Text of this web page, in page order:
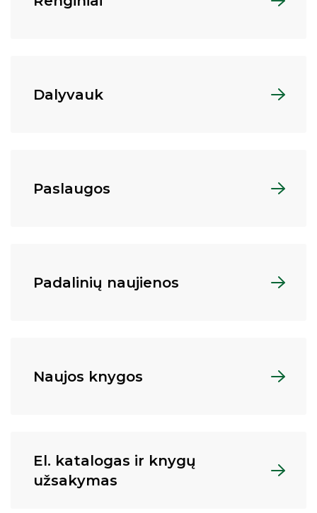
Dalyvauk
Paslaugos
Padalinių naujienos
Naujos knygos
El. katalogas ir knygų
užsakymas